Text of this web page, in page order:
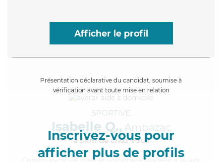
Afficher le profil
Présentation déclarative du candidat, soumise à
vérification avant toute mise en relation
Inscrivez-vous pour
afficher plus de profils
SPORTIVE
Isabelle Q., Ambazac
à 5km de chez Vous